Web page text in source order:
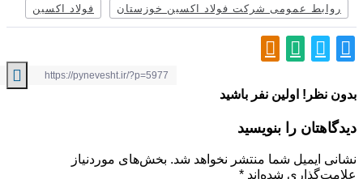
عمومی شرکت فولاد اکسین خوزستان فولاد اکسین
اولین نفر باشید
را بنویسید
ایمیل شما منتشر نخواهد شد. بخش‌های موردنیاز
شده‌اند*